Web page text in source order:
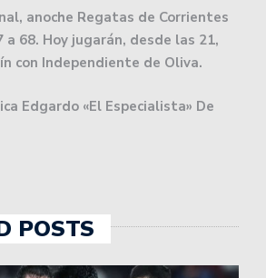
anoche Regatas de Corrientes
a 68. Hoy jugarán, desde las 21,
con Independiente de Oliva.
Edgardo «El Especialista» De
POSTS